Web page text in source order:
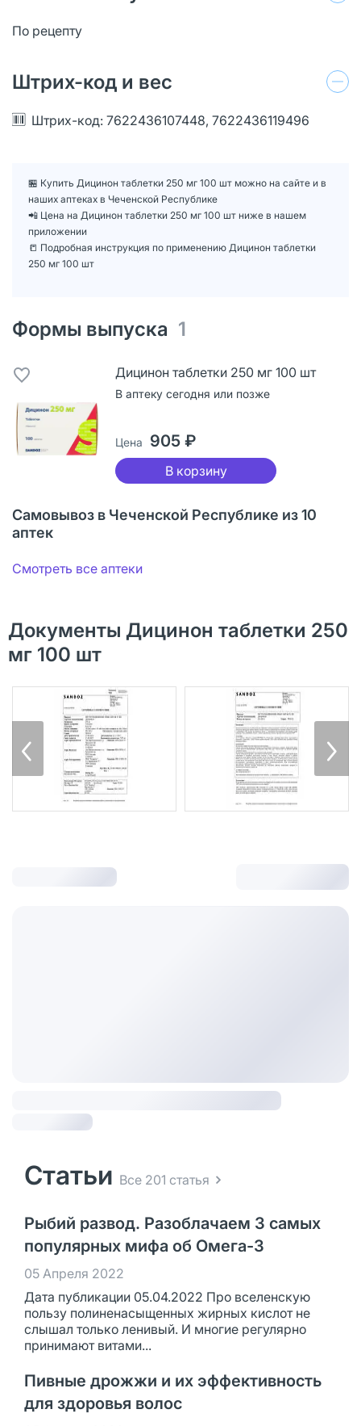
По рецепту
Штрих-код и вес
Штрих-код: 7622436107448, 7622436119496
🏪 Купить Дицинон таблетки 250 мг 100 шт можно на сайте и в
наших аптеках в Чеченской Республике
📲 Цена на Дицинон таблетки 250 мг 100 шт ниже в нашем
приложении
📒 Подробная инструкция по применению Дицинон таблетки
250 мг 100 шт
Формы выпуска 1
Дицинон таблетки 250 мг 100 шт
В аптеку сегодня или позже
Цена 905 ₽
В корзину
Самовывоз в Чеченской Республике из 10
аптек
Смотреть все аптеки
Документы Дицинон таблетки 250
мг 100 шт
Статьи Все 201 статья
Рыбий развод. Разоблачаем 3 самых
популярных мифа об Омега-3
05 Апреля 2022
Дата публикации 05.04.2022 Про вселенскую
пользу полиненасыщенных жирных кислот не
слышал только ленивый. И многие регулярно
принимают витами...
Пивные дрожжи и их эффективность
для здоровья волос